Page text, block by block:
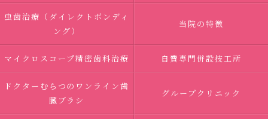
虫歯治療（ダイレクトボンディ
ング）
当院の特徴
マイクロスコープ精密歯科治療 自費専門併設技工所
ドクターむらつのワンライン歯
臓ブラシ
グループクリニック